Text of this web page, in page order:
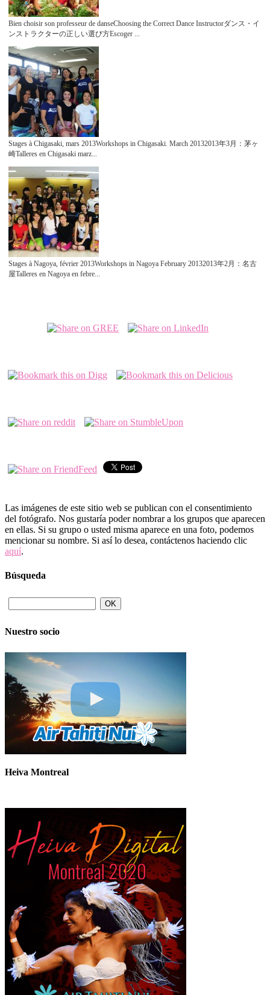
Bien choisir son professeur de danseChoosing the Correct Dance Instructorダンス・イ
ンストラクターの正しい選び方Escoger ...
Stages à Chigasaki, mars 2013Workshops in Chigasaki. March 20132013年3月：茅ヶ
崎Talleres en Chigasaki marz...
Stages à Nagoya, février 2013Workshops in Nagoya February 20132013年2月：名古
屋Talleres en Nagoya en febre...
Las imágenes de este sitio web se publican con el consentimiento
del fotógrafo. Nos gustaría poder nombrar a los grupos que aparecen
en ellas. Si su grupo o usted misma aparece en una foto, podemos
mencionar su nombre. Si así lo desea, contáctenos haciendo clic
aquí.
Búsqueda
Nuestro socio
Heiva Montreal